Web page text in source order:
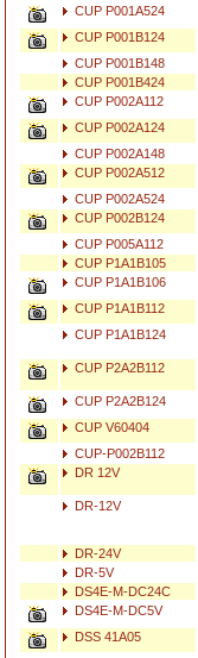
CUP P001A524
CUP P001B124
CUP P001B148
CUP P001B424
CUP P002A112
CUP P002A124
CUP P002A148
CUP P002A512
CUP P002A524
CUP P002B124
CUP P005A112
CUP P1A1B105
CUP P1A1B106
CUP P1A1B112
CUP P1A1B124
CUP P2A2B112
CUP P2A2B124
CUP V60404
CUP-P002B112
DR 12V
DR-12V
DR-24V
DR-5V
DS4E-M-DC24C
DS4E-M-DC5V
DSS 41A05